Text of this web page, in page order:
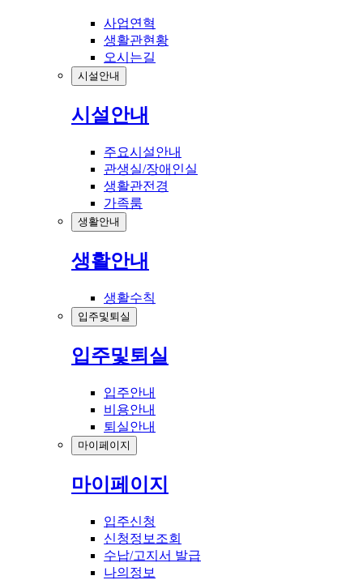
사업연혁
생활관현황
오시는길
시설안내
시설안내
주요시설안내
관생실/장애인실
생활관전경
가족룸
생활안내
생활안내
생활수칙
입주및퇴실
입주및퇴실
입주안내
비용안내
퇴실안내
마이페이지
마이페이지
입주신청
신청정보조회
수납/고지서 발급
나의정보